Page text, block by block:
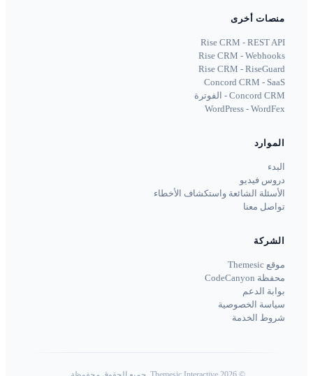
منصات أخرى
Rise CRM - REST API
Rise CRM - Webhooks
Rise CRM - RiseGuard
Concord CRM - SaaS
Concord CRM - الفوترة
WordPress - WordFex
الموارد
البدء
دروس فيديو
الأسئلة الشائعة واستكشاف الأخطاء
تواصل معنا
الشركة
موقع Themesic
محفظة CodeCanyon
بوابة الدعم
سياسة الخصوصية
شروط الخدمة